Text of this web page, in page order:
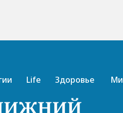
Life Здоровье